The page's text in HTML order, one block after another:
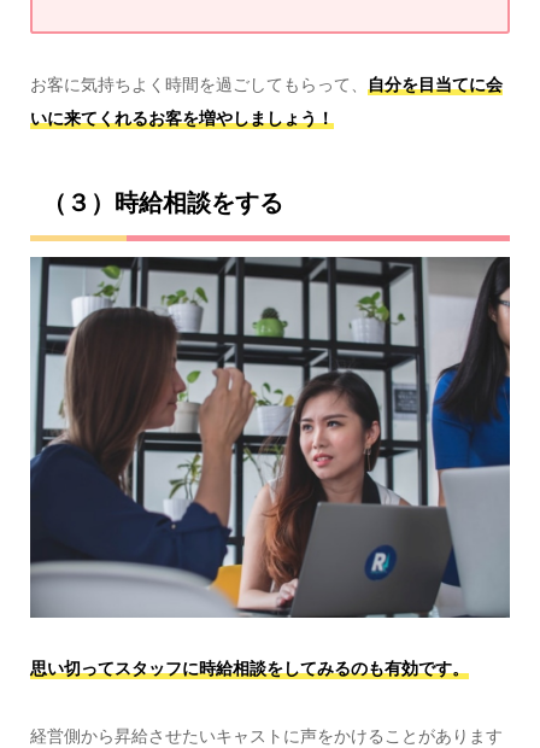
お客に気持ちよく時間を過ごしてもらって、 自分を目当てに会
いに来てくれるお客を増やしましょう！
（３）時給相談をする
思い切ってスタッフに時給相談をしてみるのも有効です。
経営側から昇給させたいキャストに声をかけることがあります